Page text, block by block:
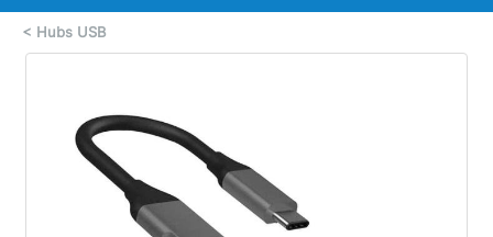
< Hubs USB